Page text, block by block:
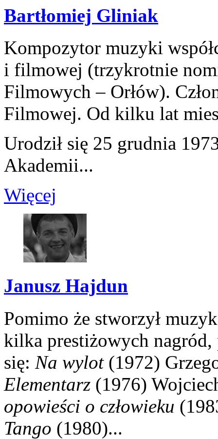
Bartłomiej Gliniak
Kompozytor muzyki
i filmowej (trzykrotnie
Filmowych – Orłów).
Filmowej. Od kilku lat
Urodził się 25 grudnia
Akademii...
Więcej
Janusz Hajdun
Pomimo że stworzył
kilka prestiżowych nagród,
się: Na wylot (1972)
Elementarz (1976)
opowieści o człowieku
Tango (1980)...